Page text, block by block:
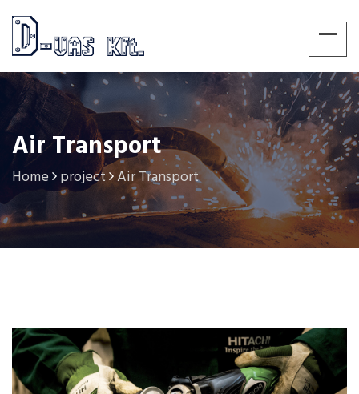
Air Transport
Home project Air Transport